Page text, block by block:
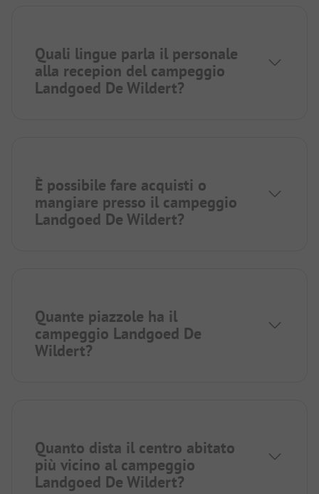
Quali lingue parla il personale
alla recepion del campeggio
Landgoed De Wildert?
È possibile fare acquisti o
mangiare presso il campeggio
Landgoed De Wildert?
Quante piazzole ha il
campeggio Landgoed De
Wildert?
Quanto dista il centro abitato
più vicino al campeggio
Landgoed De Wildert?